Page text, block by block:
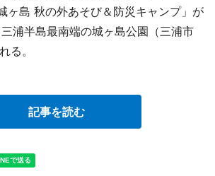
ヶ島 秋の外あそび＆防災キャンプ」が
浦半島最南端の城ヶ島公園（三浦市
る。
記事を読む